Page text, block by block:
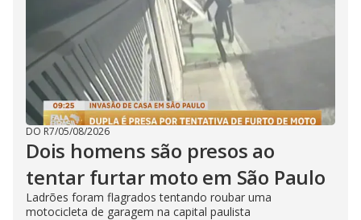
DO R7/05/08/2026
Dois homens são presos ao
tentar furtar moto em São Paulo
Ladrões foram flagrados tentando roubar uma
motocicleta de garagem na capital paulista